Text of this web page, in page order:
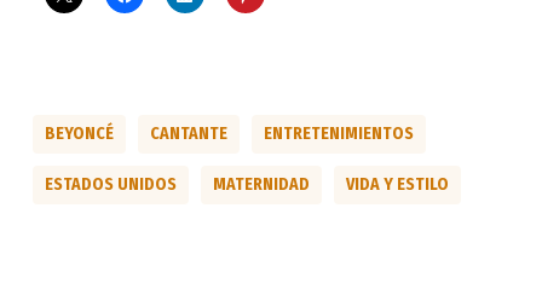
BEYONCÉ CANTANTE ENTRETENIMIENTOS
ESTADOS UNIDOS MATERNIDAD VIDA Y ESTILO